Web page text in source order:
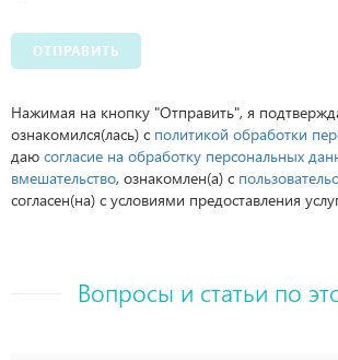
ОТПРАВИТЬ
Нажимая на кнопку "Отправить", я
ознакомился(лась) с политикой обработки
даю согласие на обработку персональных
вмешательство, ознакомлен(а) с
согласен(на) с условиями предоставления
Вопросы и статьи по